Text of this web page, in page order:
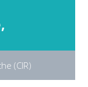
(CIR)